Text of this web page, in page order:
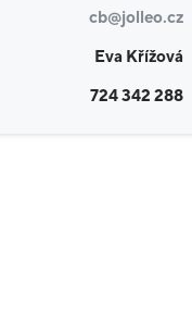
cb@jolleo.cz
Eva Křížová
724 342 288